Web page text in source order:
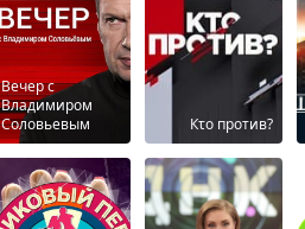
Вечер с
Владимиром
Соловьевым
Кτо против?